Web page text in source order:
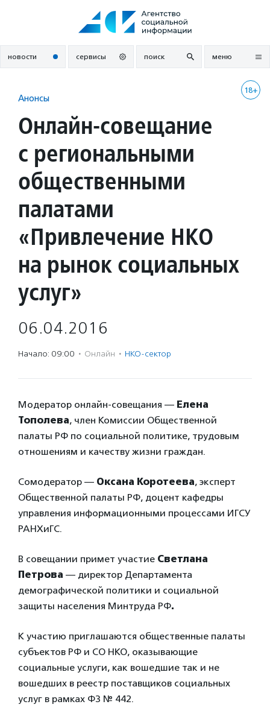
новости сервисы поиск меню
18+
Анонсы
Онлайн-совещание
с региональными
общественными
палатами
«Привлечение НКО
на рынок социальных
услуг»
06.04.2016
Начало: 09:00 · Онлайн · НКО-сектор
Модератор онлайн-совещания — Елена
Тополева, член Комиссии Общественной
палаты РФ по социальной политике, трудовым
отношениям и качеству жизни граждан.
Сомодератор — Оксана Коротеева, эксперт
Общественной палаты РФ, доцент кафедры
управления информационными процессами ИГСУ
РАНХиГС.
В совещании примет участие Светлана
Петрова — директор Департамента
демографической политики и социальной
защиты населения Минтруда РФ.
К участию приглашаются общественные палаты
субъектов РФ и СО НКО, оказывающие
социальные услуги, как вошедшие так и не
вошедших в реестр поставщиков социальных
услуг в рамках ФЗ № 442.